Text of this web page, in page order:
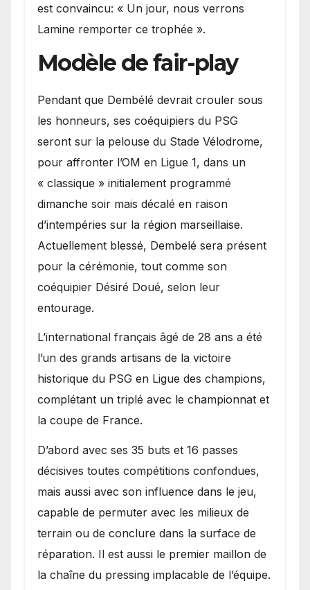
est convaincu: « Un jour, nous verrons
Lamine remporter ce trophée ».
Modèle de fair-play
Pendant que Dembélé devrait crouler sous
les honneurs, ses coéquipiers du PSG
seront sur la pelouse du Stade Vélodrome,
pour affronter l’OM en Ligue 1, dans un
« classique » initialement programmé
dimanche soir mais décalé en raison
d’intempéries sur la région marseillaise.
Actuellement blessé, Dembelé sera présent
pour la cérémonie, tout comme son
coéquipier Désiré Doué, selon leur
entourage.
L’international français âgé de 28 ans a été
l’un des grands artisans de la victoire
historique du PSG en Ligue des champions,
complétant un triplé avec le championnat et
la coupe de France.
D’abord avec ses 35 buts et 16 passes
décisives toutes compétitions confondues,
mais aussi avec son influence dans le jeu,
capable de permuter avec les milieux de
terrain ou de conclure dans la surface de
réparation. Il est aussi le premier maillon de
la chaîne du pressing implacable de l’équipe.